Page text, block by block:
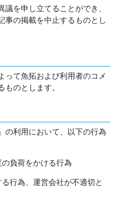
を申し立てることができ、
事の掲載を中止するものとし
って魚拓および利用者のコメ
ものとします。
の利用において、以下の行為
負荷をかける行為
行為、運営会社が不適切と